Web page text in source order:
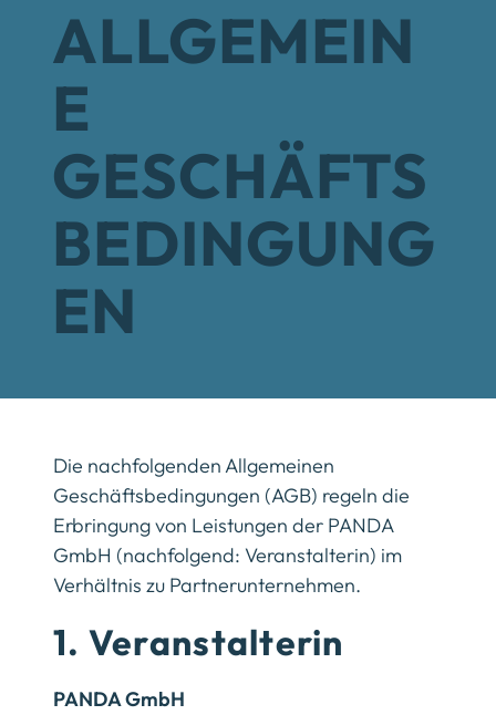
ALLGEMEIN
E
GESCHÄFTS
BEDINGUNG
EN
Die nachfolgenden Allgemeinen
Geschäftsbedingungen (AGB) regeln die
Erbringung von Leistungen der PANDA
GmbH (nachfolgend: Veranstalterin) im
Verhältnis zu Partnerunternehmen.
1. Veranstalterin
PANDA GmbH